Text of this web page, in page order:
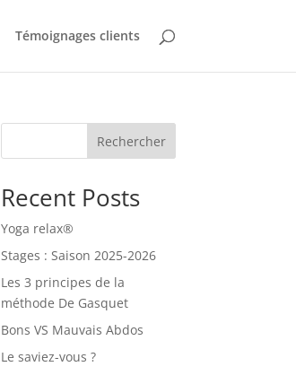
Témoignages clients
Rechercher
Recent Posts
Yoga relax®
Stages : Saison 2025-2026
Les 3 principes de la
méthode De Gasquet
Bons VS Mauvais Abdos
Le saviez-vous ?